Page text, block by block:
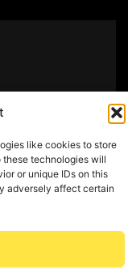
like cookies to store
technologies will
or unique IDs on this
adversely affect certain